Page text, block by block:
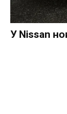
У Nissan